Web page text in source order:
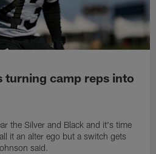
turning camp reps into
the Silver and Black and it's time
it an alter ego but a switch gets
said.